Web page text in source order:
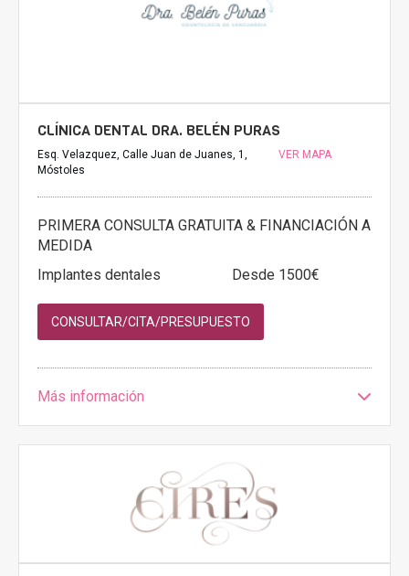
CLÍNICA DENTAL DRA. BELÉN PURAS
Esq. Velazquez, Calle Juan de Juanes, 1,
Móstoles
VER MAPA
PRIMERA CONSULTA GRATUITA & FINANCIACIÓN A
MEDIDA
Implantes dentales
Desde 1500€
CONSULTAR/CITA/PRESUPUESTO
Más información